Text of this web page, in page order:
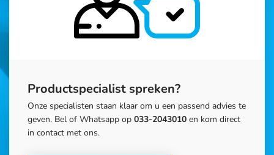
Productspecialist spreken?
Onze specialisten staan klaar om u een passend advies te
geven. Bel of Whatsapp op 033-2043010 en kom direct
in contact met ons.